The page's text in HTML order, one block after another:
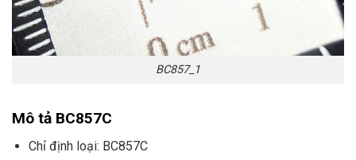
BC857_1
Mô tả BC857C
Chỉ định loại: BC857C